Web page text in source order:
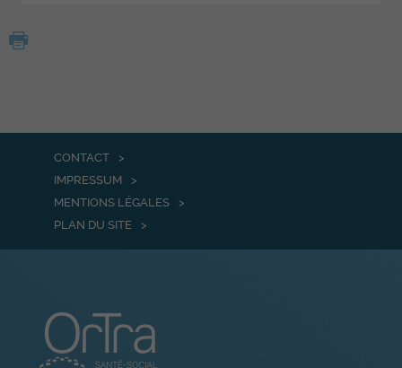
CONTACT
IMPRESSUM
MENTIONS LÉGALES
PLAN DU SITE